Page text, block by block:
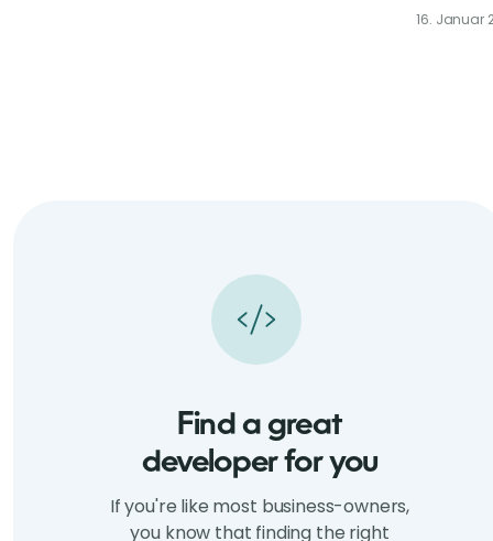
16. Januar
Find a great
developer for you
If you're like most business-owners,
you know that finding the right